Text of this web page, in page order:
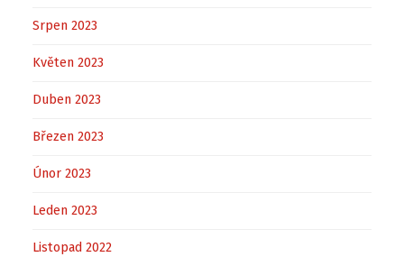
Srpen 2023
Květen 2023
Duben 2023
Březen 2023
Únor 2023
Leden 2023
Listopad 2022